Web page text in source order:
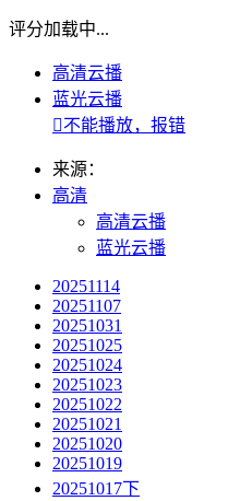
评分加载中...
高清云播
蓝光云播
不能播放，报错
来源：
高清
高清云播
蓝光云播
20251114
20251107
20251031
20251025
20251024
20251023
20251022
20251021
20251020
20251019
20251017下